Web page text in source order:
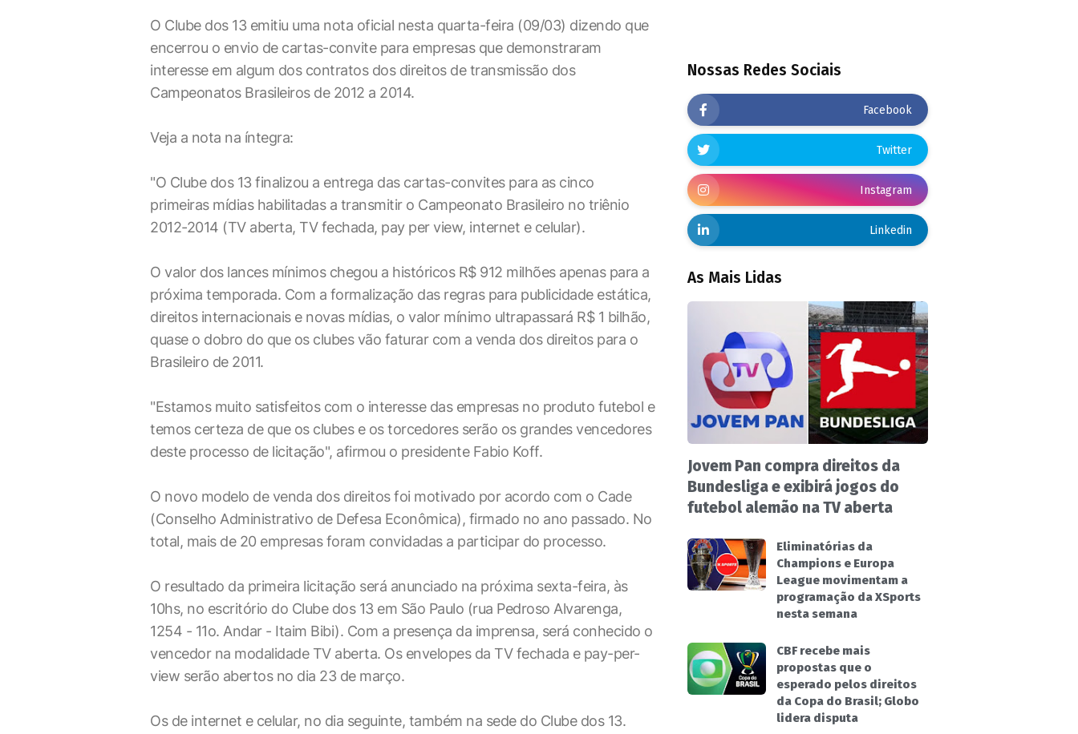
O Clube dos 13 emitiu uma nota oficial nesta quarta-feira (09/03) dizendo que
encerrou o envio de cartas-convite para empresas que demonstraram
interesse em algum dos contratos dos direitos de transmissão dos
Campeonatos Brasileiros de 2012 a 2014.
Veja a nota na íntegra:
"O Clube dos 13 finalizou a entrega das cartas-convites para as cinco
primeiras mídias habilitadas a transmitir o Campeonato Brasileiro no triênio
2012-2014 (TV aberta, TV fechada, pay per view, internet e celular).
O valor dos lances mínimos chegou a históricos R$ 912 milhões apenas para a
próxima temporada. Com a formalização das regras para publicidade estática,
direitos internacionais e novas mídias, o valor mínimo ultrapassará R$ 1 bilhão,
quase o dobro do que os clubes vão faturar com a venda dos direitos para o
Brasileiro de 2011.
"Estamos muito satisfeitos com o interesse das empresas no produto futebol e
temos certeza de que os clubes e os torcedores serão os grandes vencedores
deste processo de licitação", afirmou o presidente Fabio Koff.
O novo modelo de venda dos direitos foi motivado por acordo com o Cade
(Conselho Administrativo de Defesa Econômica), firmado no ano passado. No
total, mais de 20 empresas foram convidadas a participar do processo.
O resultado da primeira licitação será anunciado na próxima sexta-feira, às
10hs, no escritório do Clube dos 13 em São Paulo (rua Pedroso Alvarenga,
1254 - 11o. Andar - Itaim Bibi). Com a presença da imprensa, será conhecido o
vencedor na modalidade TV aberta. Os envelopes da TV fechada e pay-per-
view serão abertos no dia 23 de março.
Os de internet e celular, no dia seguinte, também na sede do Clube dos 13.
Nossas Redes Sociais
Facebook
Twitter
Instagram
Linkedin
As Mais Lidas
Jovem Pan compra direitos da
Bundesliga e exibirá jogos do
futebol alemão na TV aberta
Eliminatórias da
Champions e Europa
League movimentam a
programação da XSports
nesta semana
CBF recebe mais
propostas que o
esperado pelos direitos
da Copa do Brasil; Globo
lidera disputa